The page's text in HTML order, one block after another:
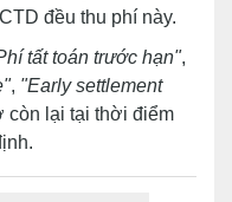
đều thu phí này.
tất toán trước hạn",
, "Early settlement
còn lại tại thời điểm